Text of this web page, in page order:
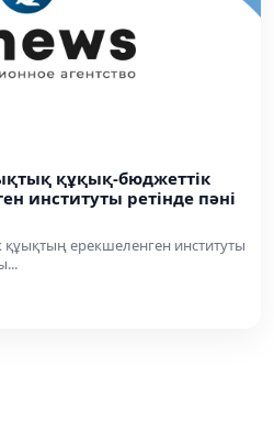
құқық-бюджеттік
институты ретінде пәні
ерекшеленген институты